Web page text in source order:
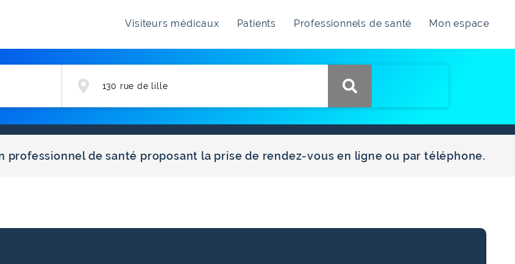
Visiteurs médicaux Patients Professionnels de santé Mon espace
professionnel de santé proposant la prise de rendez-vous en ligne ou par téléphone.